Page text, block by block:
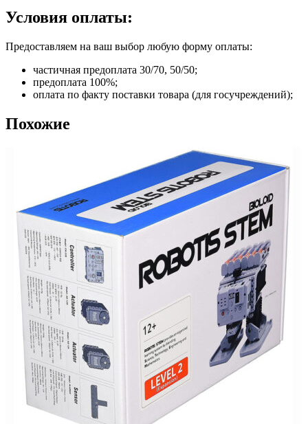
Условия оплаты:
Предоставляем на ваш выбор любую форму оплаты:
частичная предоплата 30/70, 50/50;
предоплата 100%;
оплата по факту поставки товара (для госучреждений);
Похожие